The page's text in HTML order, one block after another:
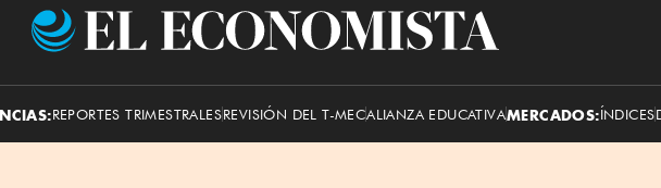
El
REPORTES TRIMESTRALESREVISIÓN DEL T-MECALIANZA EDUCATIVAMERCADOS:ÍNDICES